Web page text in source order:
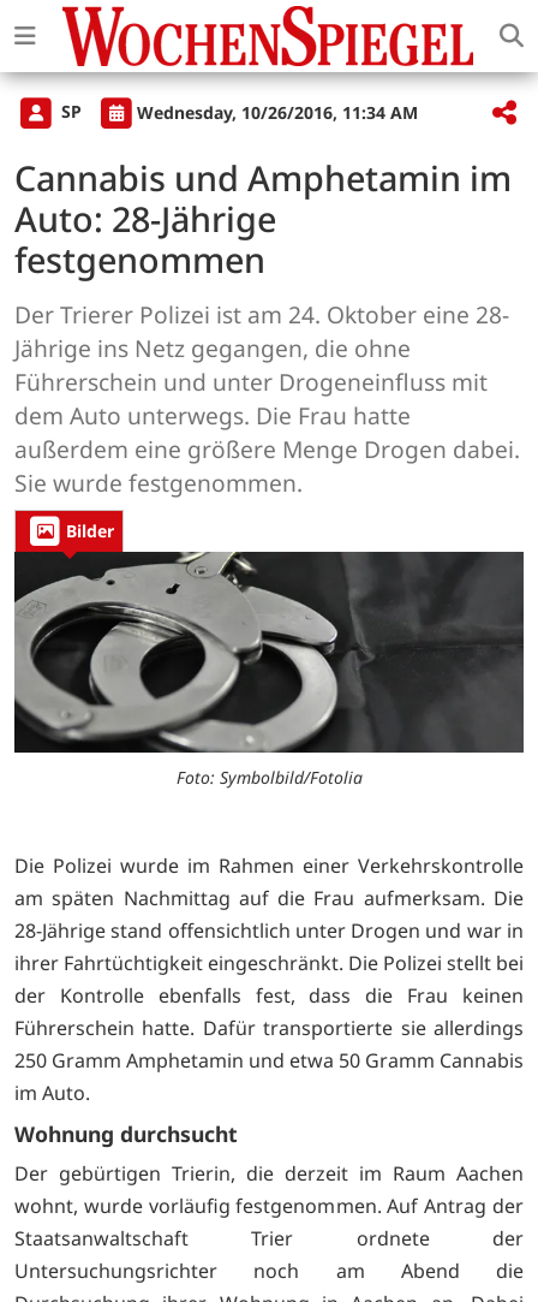
SP Wednesday, 10/26/2016, 11:34 AM
Cannabis und Amphetamin im
Auto: 28-Jährige
festgenommen
Der Trierer Polizei ist am 24. Oktober eine 28-
Jährige ins Netz gegangen, die ohne
Führerschein und unter Drogeneinfluss mit
dem Auto unterwegs. Die Frau hatte
außerdem eine größere Menge Drogen dabei.
Sie wurde festgenommen.
Bilder
Foto: Symbolbild/Fotolia
Die Polizei wurde im Rahmen einer Verkehrskontrolle
am späten Nachmittag auf die Frau aufmerksam. Die
28-Jährige stand offensichtlich unter Drogen und war in
ihrer Fahrtüchtigkeit eingeschränkt. Die Polizei stellt bei
der Kontrolle ebenfalls fest, dass die Frau keinen
Führerschein hatte. Dafür transportierte sie allerdings
250 Gramm Amphetamin und etwa 50 Gramm Cannabis
im Auto.
Wohnung durchsucht
Der gebürtigen Trierin, die derzeit im Raum Aachen
wohnt, wurde vorläufig festgenommen. Auf Antrag der
Staatsanwaltschaft Trier ordnete der
Untersuchungsrichter noch am Abend die